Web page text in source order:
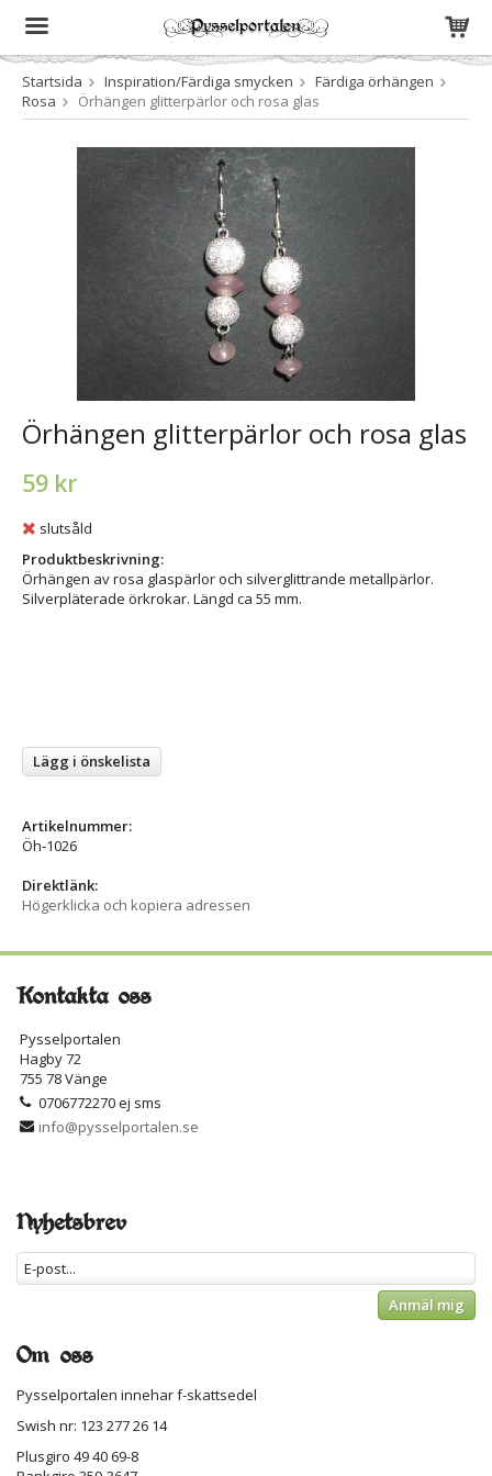
Produkten har blivit tillagd i varukorgen
Startsida Inspiration/Färdiga smycken
Färdiga örhängen
Rosa
Örhängen glitterpärlor och rosa glas
Örhängen glitterpärlor och rosa glas
59 kr
slutsåld
Produktbeskrivning:
Örhängen av rosa glaspärlor och silverglittrande metallpärlor.
Silverpläterade örkrokar. Längd ca 55 mm.
Lägg i önskelista
Artikelnummer:
Öh-1026
Direktlänk:
Högerklicka och kopiera adressen
Kontakta oss
Pysselportalen
Hagby 72
755 78 Vänge
0706772270 ej sms
info@pysselportalen.se
Nyhetsbrev
Anmäl mig
Om oss
Pysselportalen innehar f-skattsedel
Swish nr: 123 277 26 14
Plusgiro 49 40 69-8